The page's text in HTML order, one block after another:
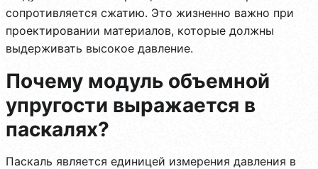
сопротивляется сжатию. Это жизненно важно при
проектировании материалов, которые должны
выдерживать высокое давление.
Почему модуль объемной
упругости выражается в
паскалях?
Паскаль является единицей измерения давления в